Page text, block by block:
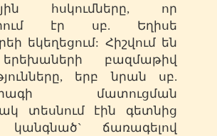
հսկումները, որ
էր սբ. Եղիսե
եկեղեցում: Հիշվում են
բազմաթիվ
երբ նրան սբ.
մատուցման
տեսնում էին գետնից
կանգնած` ճառագելով